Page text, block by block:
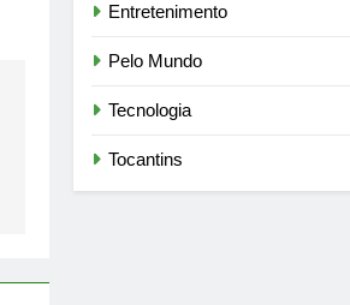
Entretenimento
Pelo Mundo
Tecnologia
Tocantins